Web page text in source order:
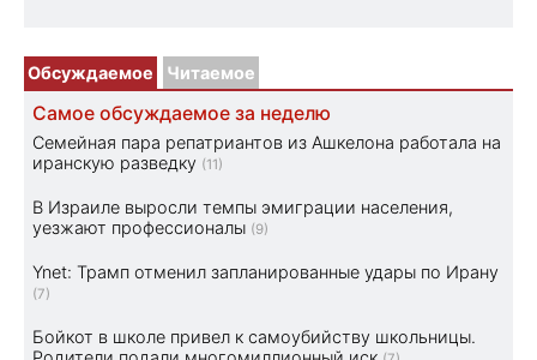
Обсуждаемое Читаемое
Самое обсуждаемое за неделю
Семейная пара репатриантов из Ашкелона работала на
иранскую разведку (11)
В Израиле выросли темпы эмиграции населения,
уезжают профессионалы (9)
Ynet: Трамп отменил запланированные удары по Ирану
(7)
Бойкот в школе привел к самоубийству школьницы.